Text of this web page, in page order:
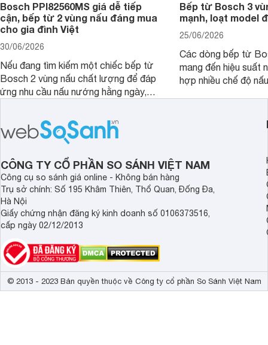
Bosch PPI82560MS giá dễ tiếp
cận, bếp từ 2 vùng nấu đáng mua
cho gia đình Việt
30/06/2026
Nếu đang tìm kiếm một chiếc bếp từ
Bosch 2 vùng nấu chất lượng để đáp
ứng nhu cầu nấu nướng hằng ngày,
chọn đáng cân nhắc.
Bếp từ Bosch 3
mạnh, loạt model
25/06/2026
Các dòng bếp từ
mang đến hiệu suất
hợp nhiều chế độ
vùng nấu đáng mua
CÔNG TY CỔ PHẦN SO SÁNH VIỆT NAM
Công cụ so sánh giá online - Không bán hàng
Trụ sở chính: Số 195 Khâm Thiên, Thổ Quan, Đống Đa,
Hà Nội
Giấy chứng nhận đăng ký kinh doanh số 0106373516,
cấp ngày 02/12/2013
© 2013 - 2023 Bản quyền thuộc về Công ty cổ phần So Sánh Việt Nam